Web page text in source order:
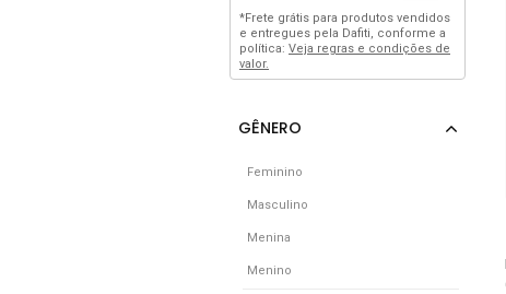
*Frete grátis para produtos vendidos
e entregues pela Dafiti, conforme a
política: Veja regras e condições de
valor.
Feminino
Masculino
Menina
Menino